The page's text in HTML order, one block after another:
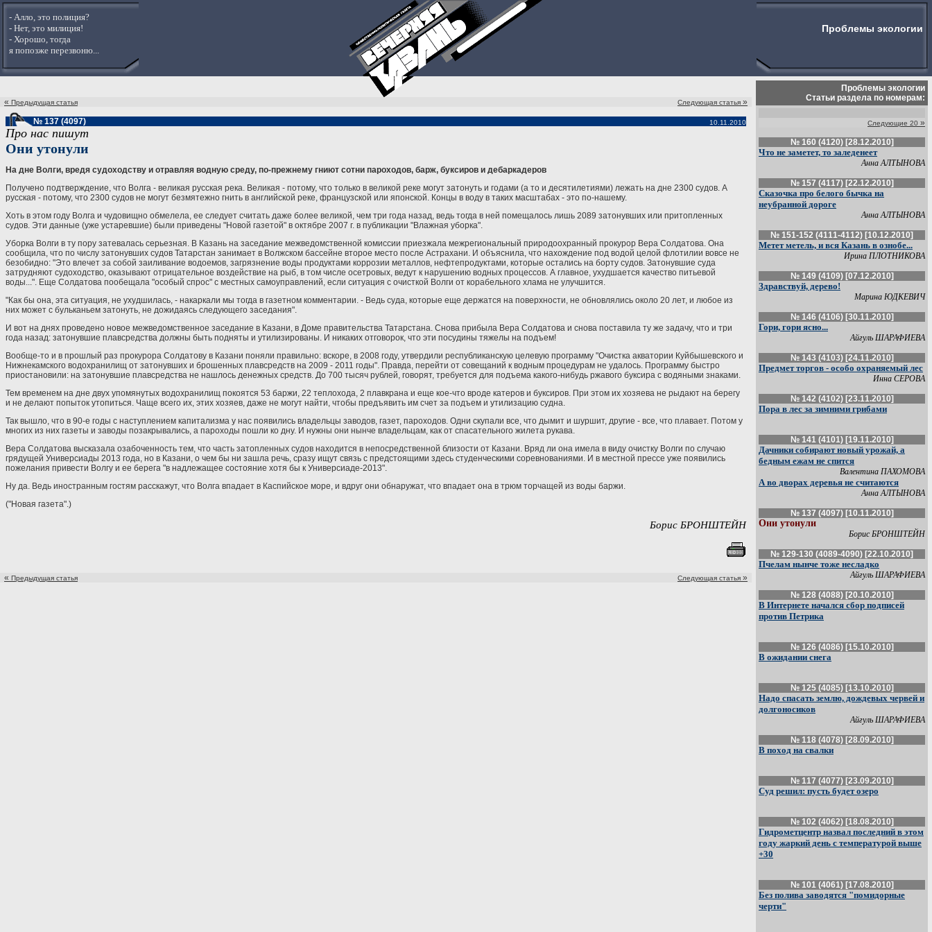
- Алло, это полиция?
- Нет, это милиция!
- Хорошо, тогда
я попозже перезвоню...
Проблемы экологии
« Предыдущая статья Следующая статья »
№ 137 (4097)
10.11.2010
Про нас пишут
Они утонули
На дне Волги, вредя судоходству и отравляя водную среду, по-прежнему гниют сотни пароходов, барж, буксиров и дебаркадеров
Получено подтверждение, что Волга - великая русская река. Великая - потому, что только в великой реке могут затонуть и годами (а то и десятилетиями) лежать на дне 2300 судов. А
русская - потому, что 2300 судов не могут безмятежно гнить в английской реке, французской или японской. Концы в воду в таких масштабах - это по-нашему.
Хоть в этом году Волга и чудовищно обмелела, ее следует считать даже более великой, чем три года назад, ведь тогда в ней помещалось лишь 2089 затонувших или притопленных
судов. Эти данные (уже устаревшие) были приведены "Новой газетой" в октябре 2007 г. в публикации "Влажная уборка".
Уборка Волги в ту пору затевалась серьезная. В Казань на заседание межведомственной комиссии приезжала межрегиональный природоохранный прокурор Вера Солдатова. Она
сообщила, что по числу затонувших судов Татарстан занимает в Волжском бассейне второе место после Астрахани. И объяснила, что нахождение под водой целой флотилии вовсе не
безобидно: "Это влечет за собой заиливание водоемов, загрязнение воды продуктами коррозии металлов, нефтепродуктами, которые остались на борту судов. Затонувшие суда
затрудняют судоходство, оказывают отрицательное воздействие на рыб, в том числе осетровых, ведут к нарушению водных процессов. А главное, ухудшается качество питьевой
воды...". Еще Солдатова пообещала "особый спрос" с местных самоуправлений, если ситуация с очисткой Волги от корабельного хлама не улучшится.
"Как бы она, эта ситуация, не ухудшилась, - накаркали мы тогда в газетном комментарии. - Ведь суда, которые еще держатся на поверхности, не обновлялись около 20 лет, и любое из
них может с бульканьем затонуть, не дожидаясь следующего заседания".
И вот на днях проведено новое межведомственное заседание в Казани, в Доме правительства Татарстана. Снова прибыла Вера Солдатова и снова поставила ту же задачу, что и три
года назад: затонувшие плавсредства должны быть подняты и утилизированы. И никаких отговорок, что эти посудины тяжелы на подъем!
Вообще-то и в прошлый раз прокурора Солдатову в Казани поняли правильно: вскоре, в 2008 году, утвердили республиканскую целевую программу "Очистка акватории Куйбышевского и
Нижнекамского водохранилищ от затонувших и брошенных плавсредств на 2009 - 2011 годы". Правда, перейти от совещаний к водным процедурам не удалось. Программу быстро
приостановили: на затонувшие плавсредства не нашлось денежных средств. До 700 тысяч рублей, говорят, требуется для подъема какого-нибудь ржавого буксира с водяными знаками.
Тем временем на дне двух упомянутых водохранилищ покоятся 53 баржи, 22 теплохода, 2 плавкрана и еще кое-что вроде катеров и буксиров. При этом их хозяева не рыдают на берегу
и не делают попыток утопиться. Чаще всего их, этих хозяев, даже не могут найти, чтобы предъявить им счет за подъем и утилизацию судна.
Так вышло, что в 90-е годы с наступлением капитализма у нас появились владельцы заводов, газет, пароходов. Одни скупали все, что дымит и шуршит, другие - все, что плавает. Потом у
многих из них газеты и заводы позакрывались, а пароходы пошли ко дну. И нужны они нынче владельцам, как от спасательного жилета рукава.
Вера Солдатова высказала озабоченность тем, что часть затопленных судов находится в непосредственной близости от Казани. Вряд ли она имела в виду очистку Волги по случаю
грядущей Универсиады 2013 года, но в Казани, о чем бы ни зашла речь, сразу ищут связь с предстоящими здесь студенческими соревнованиями. И в местной прессе уже появились
пожелания привести Волгу и ее берега "в надлежащее состояние хотя бы к Универсиаде-2013".
Ну да. Ведь иностранным гостям расскажут, что Волга впадает в Каспийское море, и вдруг они обнаружат, что впадает она в трюм торчащей из воды баржи.
("Новая газета".)
Борис БРОНШТЕЙН
« Предыдущая статья Следующая статья »
Проблемы экологии
Статьи раздела по номерам:
Следующие 20 »
№ 160 (4120) [28.12.2010]
Что не заметет, то заледенеет
Анна АЛТЫНОВА
№ 157 (4117) [22.12.2010]
Сказочка про белого бычка на
неубранной дороге
Анна АЛТЫНОВА
№ 151-152 (4111-4112) [10.12.2010]
Метет метель, и вся Казань в ознобе...
Ирина ПЛОТНИКОВА
№ 149 (4109) [07.12.2010]
Здравствуй, дерево!
Марина ЮДКЕВИЧ
№ 146 (4106) [30.11.2010]
Гори, гори ясно...
Айгуль ШАРАФИЕВА
№ 143 (4103) [24.11.2010]
Предмет торгов - особо охраняемый лес
Инна СЕРОВА
№ 142 (4102) [23.11.2010]
Пора в лес за зимними грибами
№ 141 (4101) [19.11.2010]
Дачники собирают новый урожай, а
бедным ежам не спится
Валентина ПАХОМОВА
А во дворах деревья не считаются
Анна АЛТЫНОВА
№ 137 (4097) [10.11.2010]
Они утонули
Борис БРОНШТЕЙН
№ 129-130 (4089-4090) [22.10.2010]
Пчелам нынче тоже несладко
Айгуль ШАРАФИЕВА
№ 128 (4088) [20.10.2010]
В Интернете начался сбор подписей
против Петрика
№ 126 (4086) [15.10.2010]
В ожидании снега
№ 125 (4085) [13.10.2010]
Надо спасать землю, дождевых червей и
долгоносиков
Айгуль ШАРАФИЕВА
№ 118 (4078) [28.09.2010]
В поход на свалки
№ 117 (4077) [23.09.2010]
Суд решил: пусть будет озеро
№ 102 (4062) [18.08.2010]
Гидрометцентр назвал последний в этом
году жаркий день с температурой выше
+30
№ 101 (4061) [17.08.2010]
Без полива заводятся "помидорные
черти"